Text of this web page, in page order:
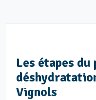
Les étapes du
Vignols